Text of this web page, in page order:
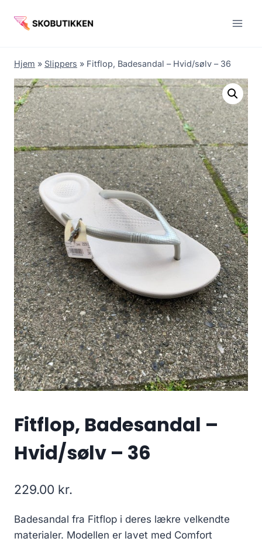
Hjem » Slippers » Fitflop, Badesandal – Hvid/sølv – 36
Fitflop, Badesandal –
Hvid/sølv – 36
229.00 kr.
Badesandal fra Fitflop i deres lækre velkendte
materialer. Modellen er lavet med Comfort